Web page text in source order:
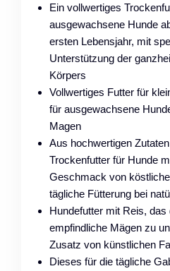
Ein vollwertiges
ausgewachsene Hunde
ersten Lebensjahr, mit
Unterstützung der
Körpers
Vollwertiges Futter für
für ausgewachsene
Magen
Aus hochwertigen
Trockenfutter für Hunde
Geschmack von
tägliche Fütterung bei
Hundefutter mit Reis, das
empfindliche Mägen zu
Zusatz von künstlichen
Dieses für die tägliche